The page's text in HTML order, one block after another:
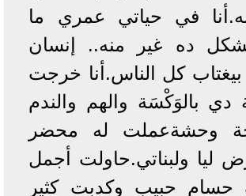
في حياتي عمري ما
ده غير منه.. إنسان
بيغتاب كل الناس.أنا خرجت
دي بالوَكْسَة والهم والندم
وحشةعملت له محضر
ليا ولبناتي.حاولت أجمل
حبيب وكدبت كثير